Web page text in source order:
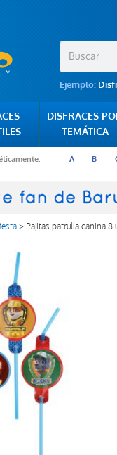
Ejemplo:
DISFRACES
TEMÁTICA
A B
> Pajitas patrulla canina 8